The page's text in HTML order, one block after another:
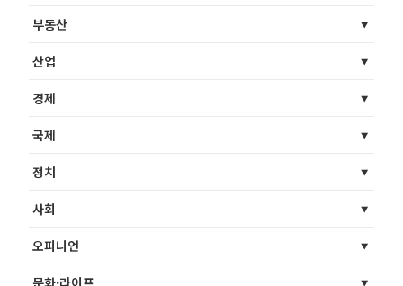
부동산
산업
경제
국제
정치
사회
오피니언
문화·라이프